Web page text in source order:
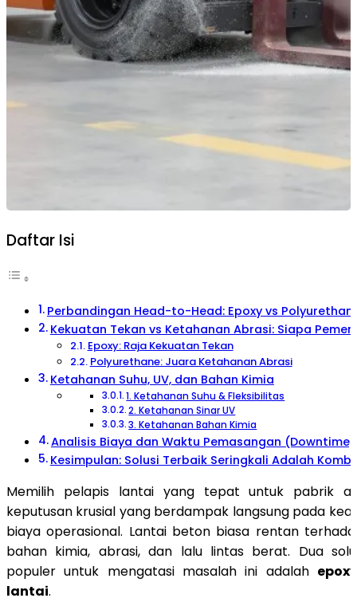
Daftar Isi
Perbandingan Head-to-Head: Epoxy vs
Kekuatan Tekan vs Ketahanan Abrasi: Siapa
Epoxy: Raja Kekuatan Tekan
Polyurethane: Juara Ketahanan Abrasi
Ketahanan Suhu, UV, dan Bahan Kimia
1. Ketahanan Suhu & Fleksibilitas
2. Ketahanan Sinar UV
3. Ketahanan Bahan Kimia
Analisis Biaya dan Waktu Pemasangan (Downtime)
Kesimpulan: Solusi Terbaik Seringkali Adalah
Memilih pelapis lantai yang tepat untuk pabrik
keputusan krusial yang berdampak langsung pada
biaya operasional. Lantai beton biasa rentan
bahan kimia, abrasi, dan lalu lintas berat. Dua
populer untuk mengatasi masalah ini adalah
lantai.